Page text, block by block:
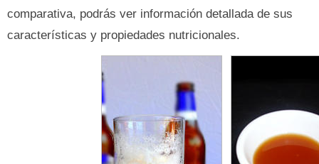
comparativa, podrás ver información detallada de sus
características y propiedades nutricionales.